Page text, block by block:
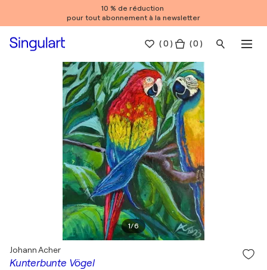
10 % de réduction
pour tout abonnement à la newsletter
(0 ) ( 0 )
1/6
Kunterbunte Vögel
Johann Acher